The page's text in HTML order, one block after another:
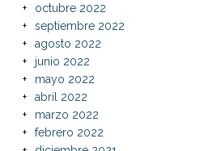
octubre 2022
septiembre 2022
agosto 2022
junio 2022
mayo 2022
abril 2022
marzo 2022
febrero 2022